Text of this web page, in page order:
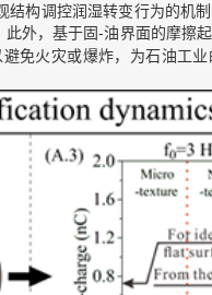
构调控润湿转变行为的机
此外，基于固-油界面的摩擦
免火灾或爆炸，为石油工